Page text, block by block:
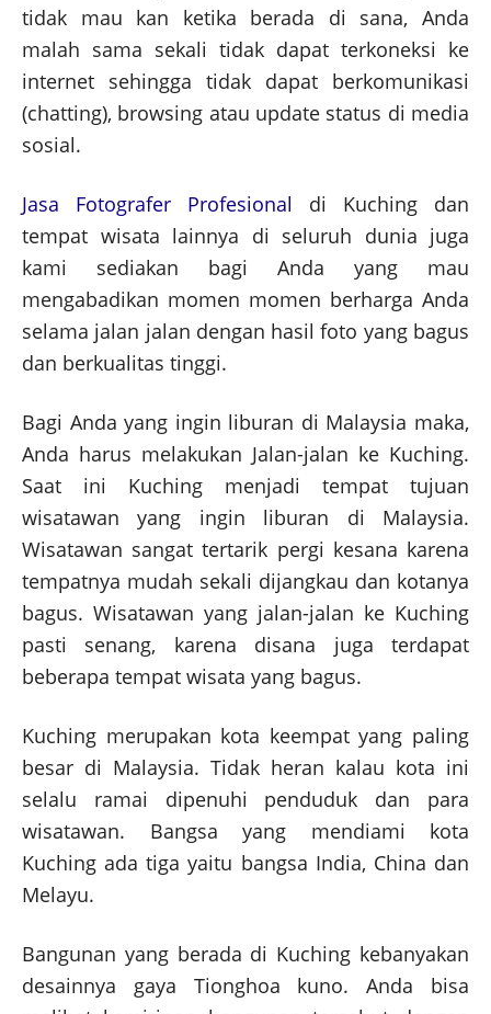
tidak mau kan ketika berada di sana, Anda
malah sama sekali tidak dapat terkoneksi ke
internet sehingga tidak dapat berkomunikasi
(chatting), browsing atau update status di media
sosial.
Jasa Fotografer Profesional di Kuching dan
tempat wisata lainnya di seluruh dunia juga
kami sediakan bagi Anda yang mau
mengabadikan momen momen berharga Anda
selama jalan jalan dengan hasil foto yang bagus
dan berkualitas tinggi.
Bagi Anda yang ingin liburan di Malaysia maka,
Anda harus melakukan Jalan-jalan ke Kuching.
Saat ini Kuching menjadi tempat tujuan
wisatawan yang ingin liburan di Malaysia.
Wisatawan sangat tertarik pergi kesana karena
tempatnya mudah sekali dijangkau dan kotanya
bagus. Wisatawan yang jalan-jalan ke Kuching
pasti senang, karena disana juga terdapat
beberapa tempat wisata yang bagus.
Kuching merupakan kota keempat yang paling
besar di Malaysia. Tidak heran kalau kota ini
selalu ramai dipenuhi penduduk dan para
wisatawan. Bangsa yang mendiami kota
Kuching ada tiga yaitu bangsa India, China dan
Melayu.
Bangunan yang berada di Kuching kebanyakan
desainnya gaya Tionghoa kuno. Anda bisa